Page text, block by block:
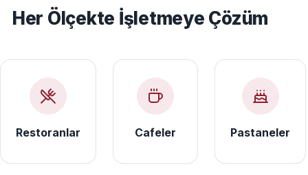
Her Ölçekte İşletmeye Çözüm
Restoranlar Cafeler Pastaneler